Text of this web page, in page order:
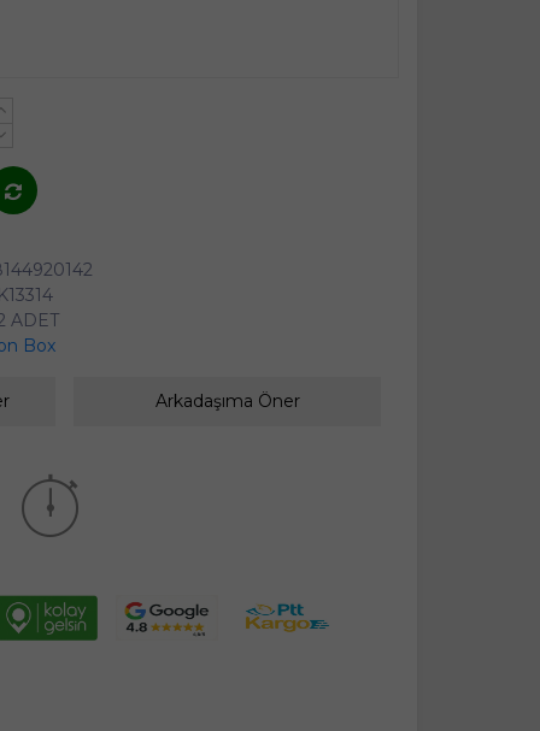
ADET
Box
Arkadaşıma Öner